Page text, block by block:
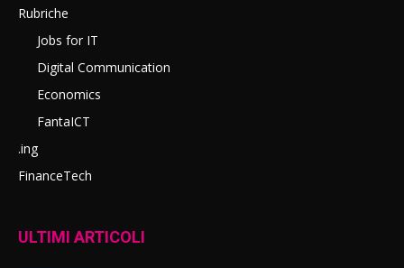
Rubriche
Jobs for IT
Digital Communication
Economics
FantaICT
.ing
FinanceTech
ULTIMI ARTICOLI